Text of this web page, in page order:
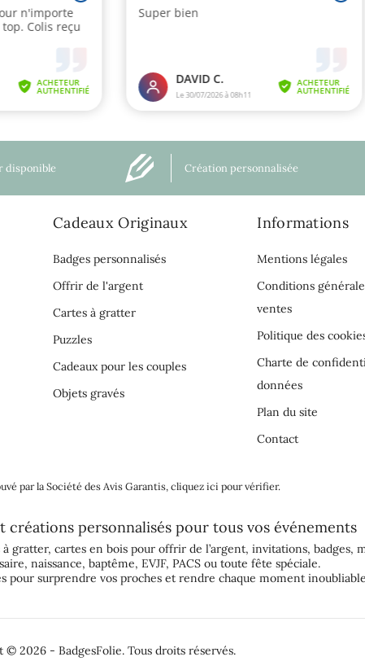
disponible Création personnalisée
Cadeaux Originaux
Badges personnalisés
Offrir de l'argent
Cartes à gratter
Puzzles
Cadeaux pour les couples
Objets gravés
Informations
Mentions légales
Conditions
ventes
Politique des
Charte de
données
Plan du site
Contact
par la Société des Avis Garantis, cliquez ici pour vérifier.
créations personnalisés pour tous vos événements
à gratter, cartes en bois pour offrir de l’argent, invitations, badges,
, naissance, baptême, EVJF, PACS ou toute fête spéciale.
pour surprendre vos proches et rendre chaque moment
© 2026 - BadgesFolie. Tous droits réservés.